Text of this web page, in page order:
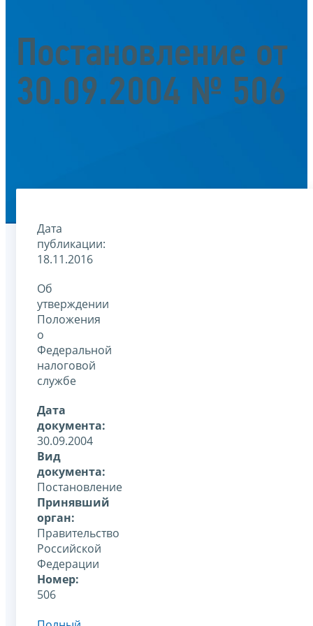
Постановление от
30.09.2004 № 506
Дата
публикации:
18.11.2016
Об
утверждении
Положения
о
Федеральной
налоговой
службе
Дата
документа:
30.09.2004
Вид
документа:
Постановление
Принявший
орган:
Правительство
Российской
Федерации
Номер:
506